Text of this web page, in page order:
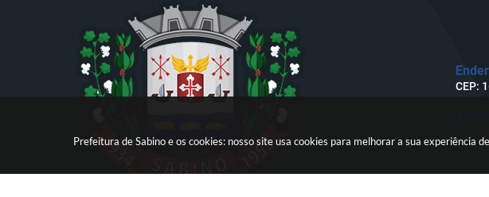
Prefeitura de Sabino e os cookies: nosso site usa cookies para melhorar a sua experiência
CEP: